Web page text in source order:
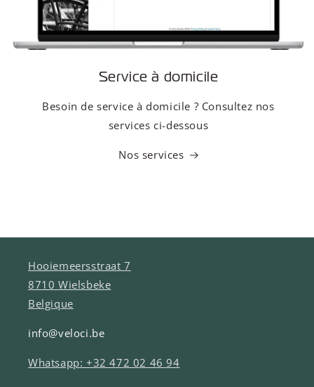
Service à domicile
Besoin de service à domicile ? Consultez nos
services ci-dessous
Nos services
Hooiemeersstraat 7
8710 Wielsbeke
Belgique
info@veloci.be
Whatsapp: +32 472 02 46 94